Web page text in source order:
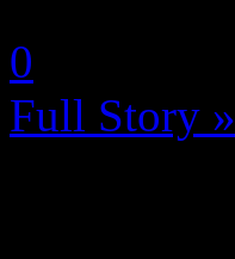
0
Full Story »